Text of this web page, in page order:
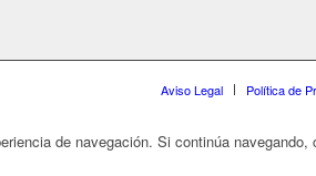
Aviso Legal Política de
de navegación. Si continúa